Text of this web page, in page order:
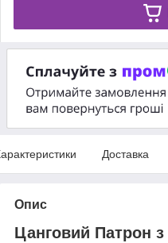
Доставка
Опис
Цанговий Патрон